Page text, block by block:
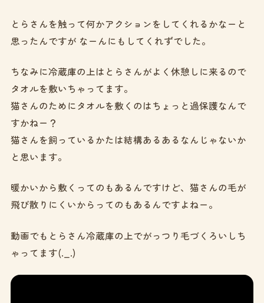
とらさんを触って何かアクションをしてくれるかなーと
思ったんですが なーんにもしてくれずでした。
ちなみに冷蔵庫の上はとらさんがよく休憩しに来るので
タオルを敷いちゃってます。
猫さんのためにタオルを敷くのはちょっと過保護なんで
すかねー？
猫さんを飼っているかたは結構あるあるなんじゃないか
と思います。
暖かいから敷くってのもあるんですけど、猫さんの毛が
飛び散りにくいからってのもあるんですよねー。
動画でもとらさん冷蔵庫の上でがっつり毛づくろいしち
ゃってます(._.)